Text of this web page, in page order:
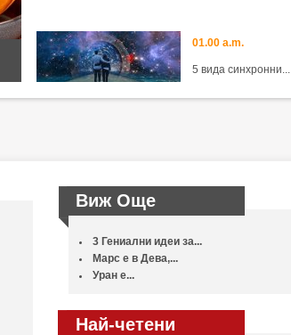
01.00 a.m.
5 вида синхронни...
Виж Още
3 Гениални идеи за...
Марс е в Дева,...
Уран е...
Най-четени